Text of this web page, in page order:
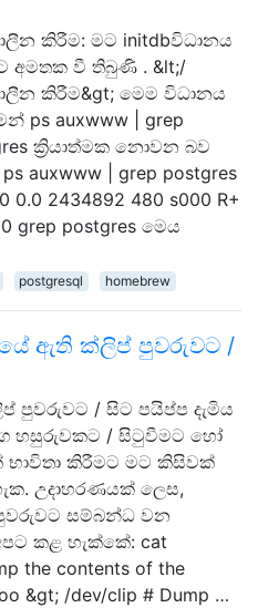
කිරීම: මට initdbවිධානය
අමතක වී තිබුණි . &lt;/
කිරීම&gt; මෙම විධානය
ps auxwww | grep
ක්‍රියාත්මක නොවන බව
auxwww | grep postgres
0.0 2434892 480 s000 R+
grep postgres මෙය
postgresql homebrew
ඇති ක්ලිප් පුවරුවට /
පුවරුවට / සිට පයිප්ප දැමිය
හසුරුවකට / සිටුවීමට හෝ
භාවිතා කිරීමට මට කිසිවක්
උදාහරණයක් ලෙස,
සම්බන්ධ වන
කළ හැක්කේ: cat
the contents of the
&gt; /dev/clip # Dump …